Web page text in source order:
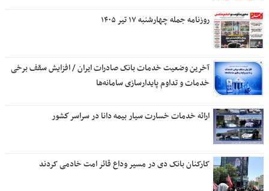
روزنامه جمله چهارشنبه ۱۷ تیر ۱۴۰۵
آخرین وضعیت خدمات بانک صادرات ایران / افزایش سقف برخی
خدمات و تداوم پایدارسازی سامانه‌ها
ارائه خدمات خسارت سیار بیمه دانا در سراسر كشور
کارکنان بانک دی در مسیر وداع قائر امت خادمی کردند